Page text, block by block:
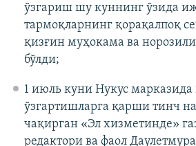
ўзгариш шу куннинг ўзида
тармоқларнинг қорақалпоқ
қизғин муҳокама ва
бўлди;
1 июль куни Нукус марказида
ўзгартишларга қарши тинч
чақирган «Эл хизметинде»
редактори ва фаол